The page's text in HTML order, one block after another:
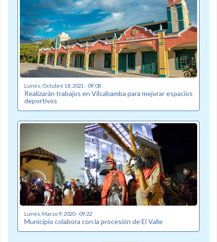
Lunes, Octubre 18, 2021 - 09:08
Realizarán trabajos en Vilcabamba para mejorar espacios
deportivos
Lunes, Marzo 9, 2020 - 09:22
Municipio colabora con la procesión de El Valle